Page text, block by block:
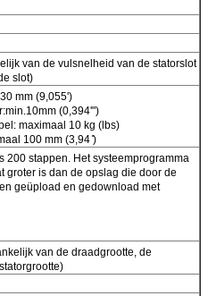
van de vulsnelheid van de statorslot
slot)
mm (9,055')
(0,394'")
maximaal 10 kg (lbs)
100 mm (3,94 ̊)
200 stappen. Het systeemprogramma
groter is dan de opslag die door de
geüpload en gedownload met
van de draadgrootte, de